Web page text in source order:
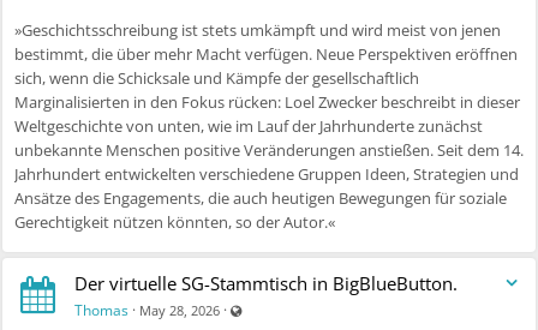
»Geschichtsschreibung ist stets umkämpft und wird meist von jenen
bestimmt, die über mehr Macht verfügen. Neue Perspektiven eröffnen
sich, wenn die Schicksale und Kämpfe der gesellschaftlich
Marginalisierten in den Fokus rücken: Loel Zwecker beschreibt in dieser
Weltgeschichte von unten, wie im Lauf der Jahrhunderte zunächst
unbekannte Menschen positive Veränderungen anstießen. Seit dem 14.
Jahrhundert entwickelten verschiedene Gruppen Ideen, Strategien und
Ansätze des Engagements, die auch heutigen Bewegungen für soziale
Gerechtigkeit nützen könnten, so der Autor.«
Der virtuelle SG-Stammtisch in BigBlueButton.
Thomas · May 28, 2026 ·